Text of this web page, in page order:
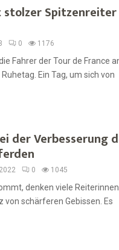
stolzer Spitzenreiter
0 1176
Fahrer der Tour de France
Ein Tag, um sich von
der Verbesserung
0 1045
denken viele Reiterinnen
von schärferen Gebissen. Es